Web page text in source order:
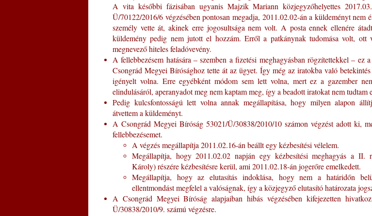
A vita későbbi fázisában ugyanis Majzik Mariann közjegyzőhelyettes
Ü/70122/2016/6 végzésében pontosan megadja, 2011.02.02-án a küldeményt nem
személy vette át, akinek erre jogosultsága nem volt. A posta ennek ellenére
küldemény pedig nem jutott el hozzám. Erről a patkánynak tudomása volt, ott
megnevező hiteles feladóvevény.
A fellebbezésem hatására – szemben a fizetési meghagyásban rögzítettekkel – ez
Csongrád Megyei Bírósághoz tette át az ügyet. Így még az iratokba való
igényelt volna. Erre egyébként módom sem lett volna, mert ez a gazember
elindulásáról, aperanyadot meg nem kaptam meg, így a beadott iratokat nem tudtam
Pedig kulcsfontosságú lett volna annak megállapítása, hogy milyen alapon
átvettem a küldeményt.
A Csongrád Megyei Bíróság 53021/Ü/30838/2010/10 számon végzést adott ki,
fellebbezésemet.
A végzés megállapítja 2011.02.16-án beállt egy kézbesítési vélelem.
Megállapítja, hogy 2011.02.02 napján egy kézbesítési meghagyás a II.
Károly) részére kézbesítésre kerül, ami 2011.02.18-án jogerőre emelkedett.
Megállapítja, hogy az elutasítás indoklása, hogy nem a határidőn
ellentmondást megfelel a valóságnak, így a közjegyző elutasító határozata
A Csongrád Megyei Bíróság alapjaiban hibás végzésében kifejezetten
Ü/30838/2010/9. számú végzésre.